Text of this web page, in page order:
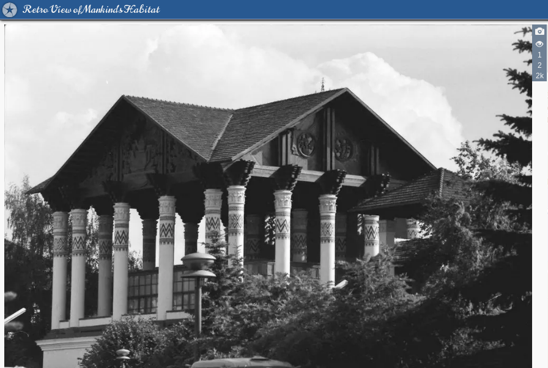
Retro View of Mankind's Habitat
1
2
2k
4
4
16
5